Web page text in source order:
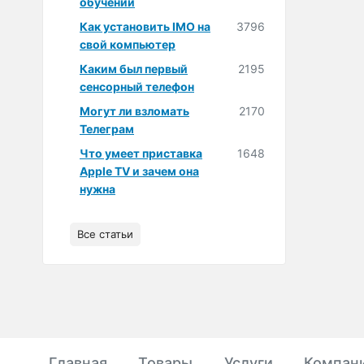
Как установить IMO на
свой компьютер
3796
Каким был первый
сенсорный телефон
2195
Могут ли взломать
Телеграм
2170
Что умеет приставка
Apple TV и зачем она
нужна
1648
Все статьи